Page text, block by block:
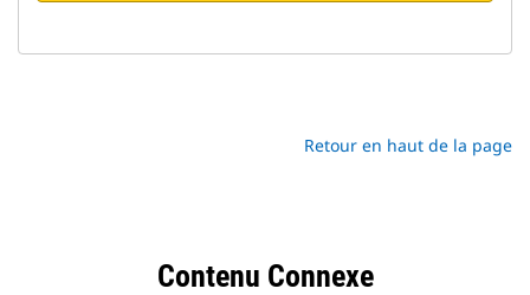
Retour en haut de la page
Contenu Connexe